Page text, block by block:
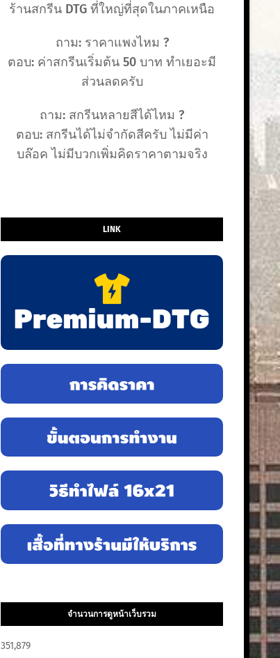
ร้านสกรีน DTG ที่ใหญ่ที่สุดในภาคเหนือ
ถาม: ราคาแพงไหม ?
ตอบ: ค่าสกรีนเริ่มต้น 50 บาท ทำเยอะมี
ส่วนลดครับ
ถาม: สกรีนหลายสีได้ไหม ?
ตอบ: สกรีนได้ไม่จำกัดสีครับ ไม่มีค่า
บล๊อค ไม่มีบวกเพิ่มคิดราคาตามจริง
LINK
จำนวนการดูหน้าเว็บรวม
351,879